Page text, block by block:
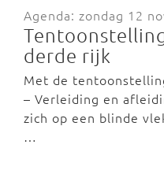
Agenda: zondag 12
derde rijk
Met de
– Verleiding en
zich op een blinde
…